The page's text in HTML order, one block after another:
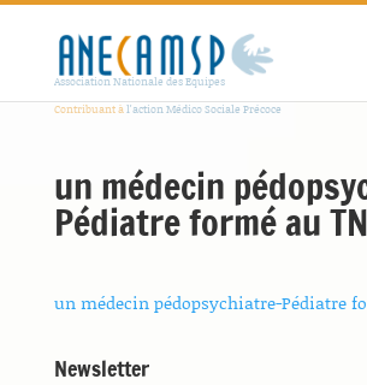
Association Nationale des Equipes
Contribuant àl'action Médico Sociale Précoce
un médecin
Pédiatre formé au
un médecin pédopsychiatre-Pédiatre
Newsletter